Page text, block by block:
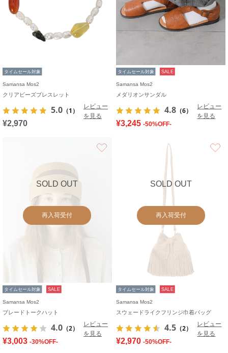
タイムセール対象
Samansa Mos2
クリアビーズブレスレット
5.0 （1）
レビュー
を見る
¥2,970
タイムセール対象 SALE
Samansa Mos2
メダリオンサンダル
4.8 （6）
レビュー
を見る
¥3,245 -50%OFF-
SOLD OUT
再入荷受付
タイムセール対象 SALE
Samansa Mos2
ブレードトークハット
4.0 （2）
レビュー
を見る
¥3,003 -30%OFF-
SOLD OUT
再入荷受付
タイムセール対象 SALE
Samansa Mos2
スウェードライクフリンジ巾着バッグ
4.5 （2）
レビュー
を見る
¥2,970 -50%OFF-